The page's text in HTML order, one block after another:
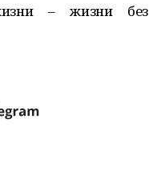
– жизни без